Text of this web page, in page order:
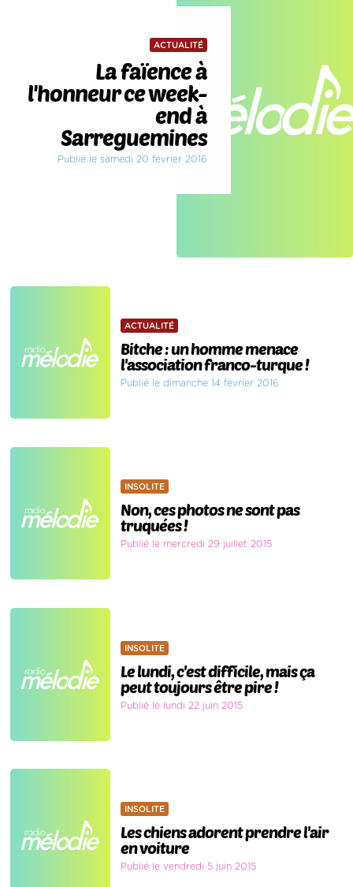
ACTUALITÉ
La faïence à
l'honneur ce week-
end à
Sarreguemines
Publié le samedi 20 février 2016
ACTUALITÉ
Bitche : un homme menace
l'association franco-turque !
Publié le dimanche 14 février 2016
INSOLITE
Non, ces photos ne sont pas
truquées !
Publié le mercredi 29 juillet 2015
INSOLITE
Le lundi, c'est difficile, mais ça
peut toujours être pire !
Publié le lundi 22 juin 2015
INSOLITE
Les chiens adorent prendre l'air
en voiture
Publié le vendredi 5 juin 2015